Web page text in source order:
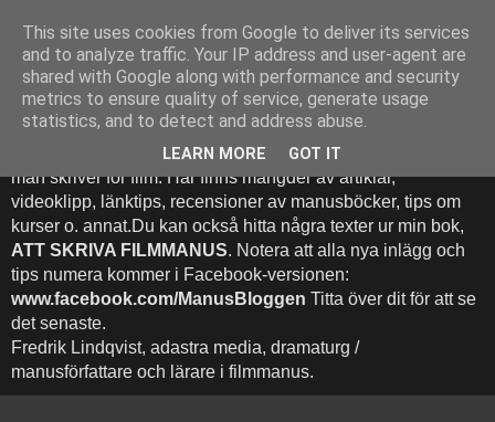
Att Skriva Filmmanus -
Bloggen
Denna blogg inehhåller runt 500 (!) inlägg med fokus på hur
man skriver för film. Här finns mängder av artiklar,
videoklipp, länktips, recensioner av manusböcker, tips om
kurser o. annat.Du kan också hitta några texter ur min bok,
ATT SKRIVA FILMMANUS. Notera att alla nya inlägg och
tips numera kommer i Facebook-versionen:
www.facebook.com/ManusBloggen Titta över dit för att se
det senaste.
Fredrik Lindqvist, adastra media, dramaturg /
manusförfattare och lärare i filmmanus.
This site uses cookies from Google to deliver its services
and to analyze traffic. Your IP address and user-agent are
shared with Google along with performance and security
metrics to ensure quality of service, generate usage
statistics, and to detect and address abuse.
LEARN MORE GOT IT